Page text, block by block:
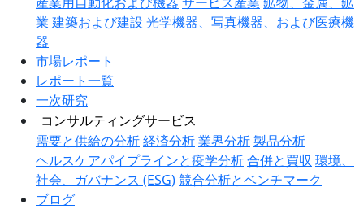
業 建築および建設 光学機器、写真機器、および医療機
器
市場レポート
レポート一覧
一次研究
コンサルティングサービス
需要と供給の分析経済分析業界分析製品分析
ヘルスケアパイプラインと疫学分析合併と買収 環境、
社会、ガバナンス (ESG)競合分析とベンチマーク
ブログ